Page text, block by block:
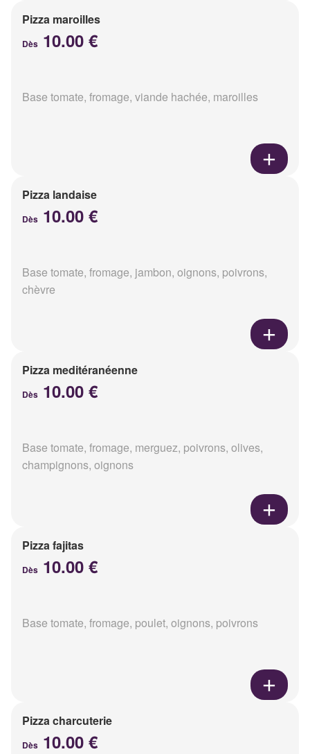
Pizza maroilles
Dès 10.00 €
Base tomate, fromage, viande hachée, maroilles
Pizza landaise
Dès 10.00 €
Base tomate, fromage, jambon, oignons, poivrons,
chèvre
Pizza meditéranéenne
Dès 10.00 €
Base tomate, fromage, merguez, poivrons, olives,
champignons, oignons
Pizza fajitas
Dès 10.00 €
Base tomate, fromage, poulet, oignons, poivrons
Pizza charcuterie
Dès 10.00 €